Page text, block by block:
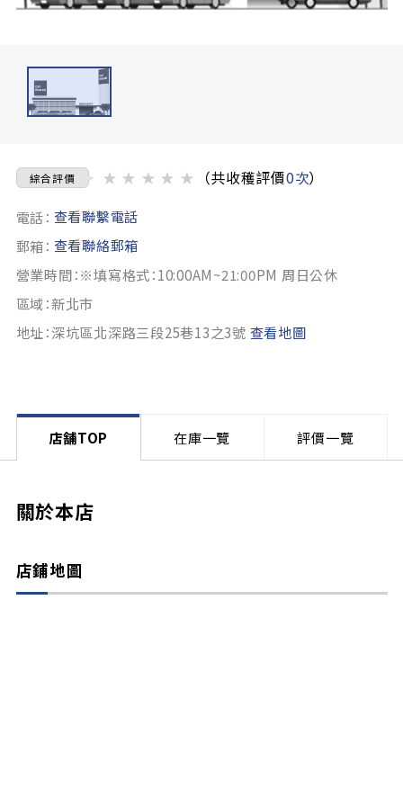
綜合評價 ★ ★ ★ ★ ★ （共收穫評價0次）
電話： 查看聯繫電話
郵箱： 查看聯絡郵箱
營業時間：※填寫格式：10:00AM~21:00PM 周日公休
區域：新北市
地址：深坑區北深路三段25巷13之3號 查看地圖
店舗TOP 在庫一覽 評價一覽
關於本店
店鋪地圖